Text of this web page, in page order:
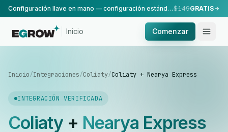
Configuración llave en mano — configuración estándar, realizada por nuestro equipo.$149GRATIS
Inicio Comenzar
Inicio/Integraciones/Coliaty/Coliaty + Nearya Express
INTEGRACIÓN VERIFICADA
Coliaty+ Nearya Express